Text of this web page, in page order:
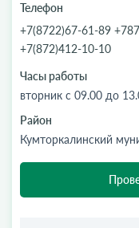
Телефон
+7(8722)67-61-89
+7(872)412-10-10
Часы работы
вторник с 09.00 до
Район
Кумторкалинский